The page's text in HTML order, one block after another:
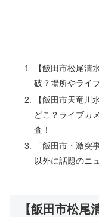
【飯田市松尾清
破？場所やライ
【飯田市天竜川
どこ？ライブカ
査！
「飯田市・激突
以外に話題のニ
【飯田市松尾